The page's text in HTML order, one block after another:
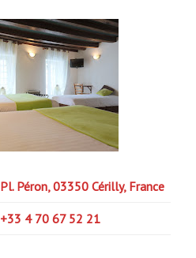
Pl. Péron, 03350 Cérilly, France
+33 4 70 67 52 21